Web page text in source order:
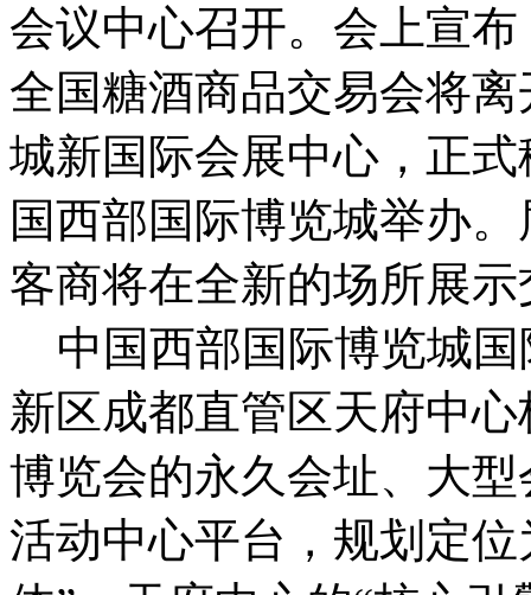
会议中心召开。会上宣
全国糖酒商品交易会将
城新国际会展中心，正
国西部国际博览城举办
客商将在全新的场所展
中国西部国际博览城国
新区成都直管区天府中
博览会的永久会址、大
活动中心平台，规划定